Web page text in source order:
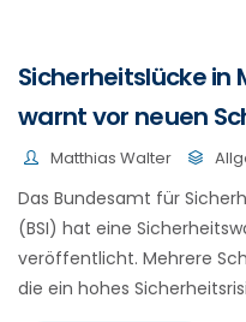
Sicherheitslücke in
warnt vor neuen
Matthias Walter
Das Bundesamt für
(BSI) hat eine
veröffentlicht. Mehrere
die ein hohes